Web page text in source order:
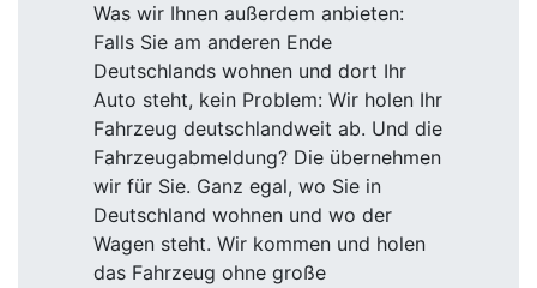
Was wir Ihnen außerdem anbieten:
Falls Sie am anderen Ende
Deutschlands wohnen und dort Ihr
Auto steht, kein Problem: Wir holen Ihr
Fahrzeug deutschlandweit ab. Und die
Fahrzeugabmeldung? Die übernehmen
wir für Sie. Ganz egal, wo Sie in
Deutschland wohnen und wo der
Wagen steht. Wir kommen und holen
das Fahrzeug ohne große